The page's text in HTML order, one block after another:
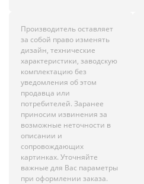
Производитель оставляет
за собой право изменять
дизайн, технические
характеристики, заводскую
комплектацию без
уведомления об этом
продавца или
потребителей. Заранее
приносим извинения за
возможные неточности в
описании и
сопровождающих
картинках. Уточняйте
важные для Вас параметры
при оформлении заказа.